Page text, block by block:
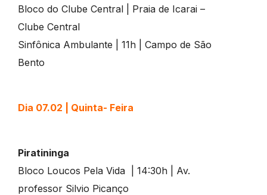
Bloco do Clube Central | Praia de Icarai –
Clube Central
Sinfônica Ambulante | 11h | Campo de São
Bento
Dia 07.02 | Quinta- Feira
Piratininga
Bloco Loucos Pela Vida | 14:30h | Av.
professor Silvio Picanço